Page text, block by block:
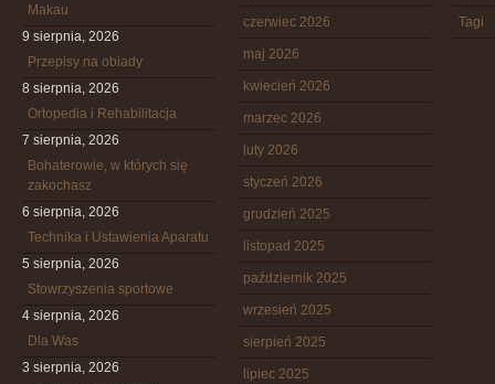
Makau
9 sierpnia, 2026
Przepisy na obiady
8 sierpnia, 2026
Ortopedia i Rehabilitacja
7 sierpnia, 2026
Bohaterowie, w których się
zakochasz
6 sierpnia, 2026
Technika i Ustawienia Aparatu
5 sierpnia, 2026
Stowrzyszenia sportowe
4 sierpnia, 2026
Dla Was
3 sierpnia, 2026
czerwiec 2026
maj 2026
kwiecień 2026
marzec 2026
luty 2026
styczeń 2026
grudzień 2025
listopad 2025
październik 2025
wrzesień 2025
sierpień 2025
lipiec 2025
Tagi